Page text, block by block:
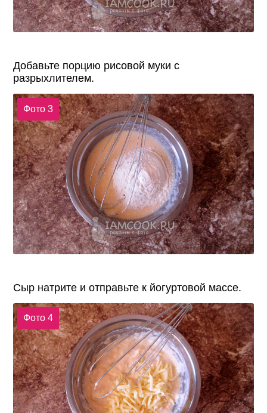
Добавьте порцию рисовой муки с
разрыхлителем.
Фото 3
Сыр натрите и отправьте к йогуртовой массе.
Фото 4